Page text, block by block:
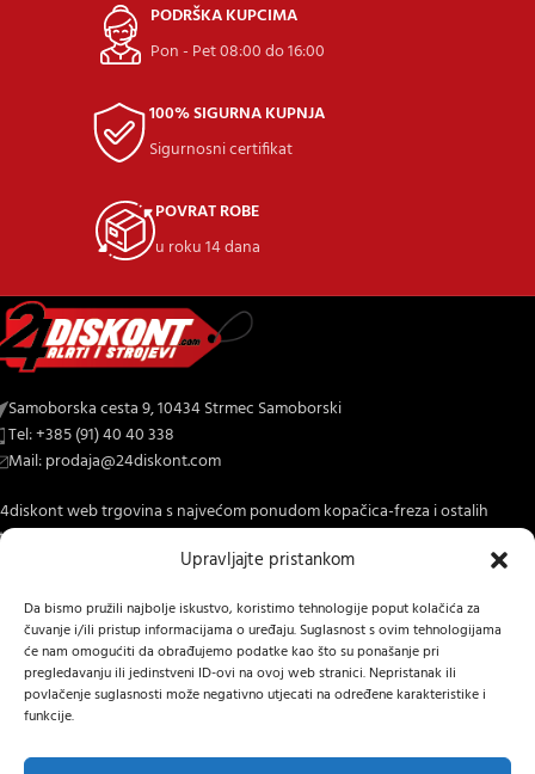
Upravljajte pristankom
Da bismo pružili najbolje iskustvo, koristimo tehnologije poput kolačića za
čuvanje i/ili pristup informacijama o uređaju. Suglasnost s ovim tehnologijama
će nam omogućiti da obrađujemo podatke kao što su ponašanje pri
pregledavanju ili jedinstveni ID-ovi na ovoj web stranici. Nepristanak ili
povlačenje suglasnosti može negativno utjecati na određene karakteristike i
funkcije.
PODRŠKA KUPCIMA
Pon - Pet 08:00 do 16:00
100% SIGURNA KUPNJA
Sigurnosni certifikat
POVRAT ROBE
u roku 14 dana
Samoborska cesta 9, 10434 Strmec Samoborski
Tel: +385 (91) 40 40 338
Mail: prodaja@24diskont.com
web trgovina s najvećom ponudom kopačica-freza i ostalih
za dom i vrt.
INFORMACIJE O KUPNJI
OSTALE INFORMACIJE